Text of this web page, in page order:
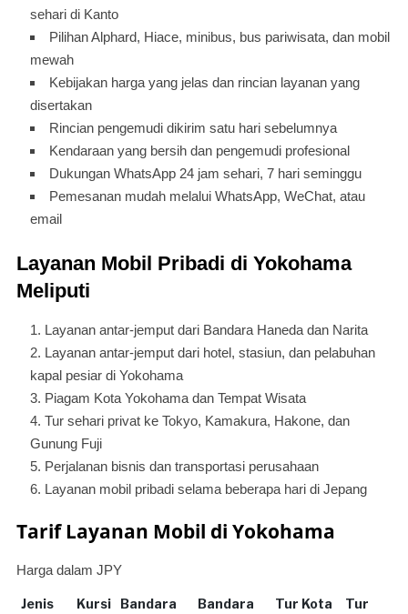
sehari di Kanto
Pilihan Alphard, Hiace, minibus, bus pariwisata, dan mobil
mewah
Kebijakan harga yang jelas dan rincian layanan yang
disertakan
Rincian pengemudi dikirim satu hari sebelumnya
Kendaraan yang bersih dan pengemudi profesional
Dukungan WhatsApp 24 jam sehari, 7 hari seminggu
Pemesanan mudah melalui WhatsApp, WeChat, atau
email
Layanan Mobil Pribadi di Yokohama
Meliputi
Layanan antar-jemput dari Bandara Haneda dan Narita
Layanan antar-jemput dari hotel, stasiun, dan pelabuhan
kapal pesiar di Yokohama
Piagam Kota Yokohama dan Tempat Wisata
Tur sehari privat ke Tokyo, Kamakura, Hakone, dan
Gunung Fuji
Perjalanan bisnis dan transportasi perusahaan
Layanan mobil pribadi selama beberapa hari di Jepang
Tarif Layanan Mobil di Yokohama
Harga dalam JPY
Jenis
Kursi
Bandara
Bandara
Tur Kota
Tur